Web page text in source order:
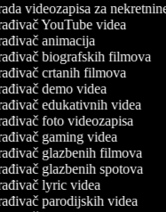
videozapisa za nekretnine
YouTube videa
animacija
biografskih filmova
crtanih filmova
demo videa
edukativnih videa
foto videozapisa
gaming videa
glazbenih filmova
glazbenih spotova
lyric videa
parodijskih videa